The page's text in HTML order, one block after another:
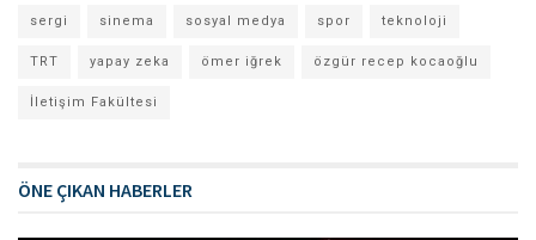
sergi sinema sosyal medya spor teknoloji
TRT yapay zeka ömer iğrek özgür recep kocaoğlu
İletişim Fakültesi
ÖNE ÇIKAN HABERLER